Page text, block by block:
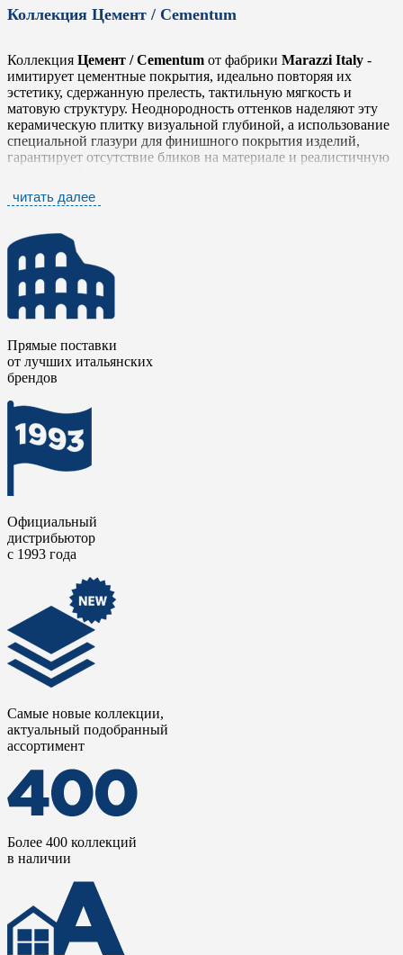
Коллекция Цемент / Cementum
Коллекция Цемент / Cementum от фабрики Marazzi Italy -
имитирует цементные покрытия, идеально повторяя их
эстетику, сдержанную прелесть, тактильную мягкость и
матовую структуру. Неоднородность оттенков наделяют эту
керамическую плитку визуальной глубиной, а использование
специальной глазури для финишного покрытия изделий,
гарантирует отсутствие бликов на материале и реалистичную
Цемент / Cementum
различных размерах, включая формат «медовая сота». Помимо
фонового керамогранита, проект включает в себя декоры с
цветочным узором и мозаику в классическом и нестандартном
исполнении. Плитка предназначена для использования во
внутренних жилых и коммерческих помещениях, а так же на
зонах улицы, благодаря наличию в коллекции образцов
толщиной 20 мм. Линейка, благодаря своей изысканной
простоте, идеально сочетается с различными фактурами и
материалами - стеклом, кожей, деревом, металлом и может
быть использована с другими коллекциями бренда
Цемент / Cementum
невосприимчивостью к перепадам температур, механическим
воздействиям и отлично зарекомендовала себя при
использовании во влажной среде. Производитель гарантирует
читать далее
Прямые поставки
от лучших итальянских
брендов
Официальный
дистрибьютор
с 1993 года
Самые новые коллекции,
актуальный подобранный
ассортимент
Более 400 коллекций
в наличии